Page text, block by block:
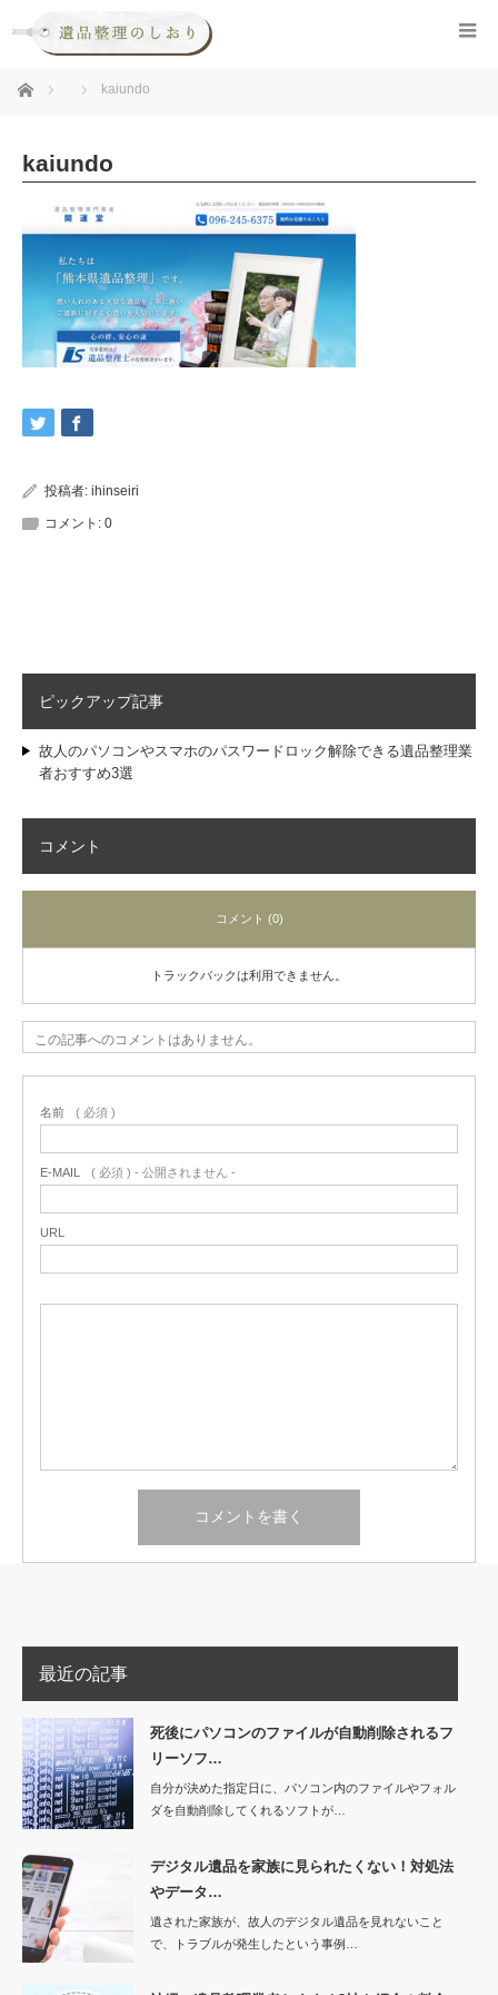
ホーム kaiundo
kaiundo
投稿者: ihinseiri
コメント: 0
ピックアップ記事
故人のパソコンやスマホのパスワードロック解除できる遺品整理業
者おすすめ3選
コメント
コメント (0)
トラックバックは利用できません。
この記事へのコメントはありません。
名前 ( 必須 )
E-MAIL ( 必須 ) - 公開されません -
URL
最近の記事
死後にパソコンのファイルが自動削除されるフ
リーソフ…
自分が決めた指定日に、パソコン内のファイルやフォル
ダを自動削除してくれるソフトが…
デジタル遺品を家族に見られたくない！対処法
やデータ…
遺された家族が、故人のデジタル遺品を見れないこと
で、トラブルが発生したという事例…